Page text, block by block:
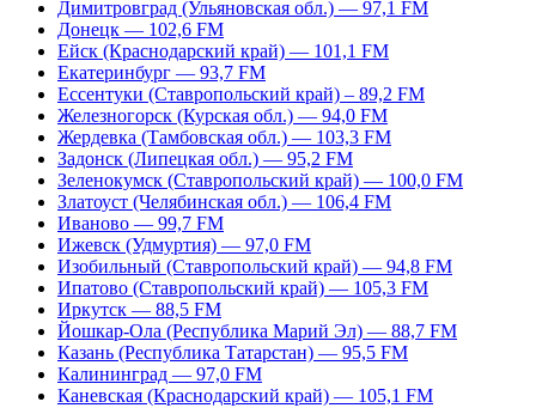
Димитровград (Ульяновская обл.) — 97,1 FM
Донецк — 102,6 FM
Ейск (Краснодарский край) — 101,1 FM
Екатеринбург — 93,7 FM
Ессентуки (Ставропольский край) – 89,2 FM
Железногорск (Курская обл.) — 94,0 FM
Жердевка (Тамбовская обл.) — 103,3 FM
Задонск (Липецкая обл.) — 95,2 FM
Зеленокумск (Ставропольский край) — 100,0 FM
Златоуст (Челябинская обл.) — 106,4 FM
Иваново — 99,7 FM
Ижевск (Удмуртия) — 97,0 FM
Изобильный (Ставропольский край) — 94,8 FM
Ипатово (Ставропольский край) — 105,3 FM
Иркутск — 88,5 FM
Йошкар-Ола (Республика Марий Эл) — 88,7 FM
Казань (Республика Татарстан) — 95,5 FM
Калининград — 97,0 FM
Каневская (Краснодарский край) — 105,1 FM